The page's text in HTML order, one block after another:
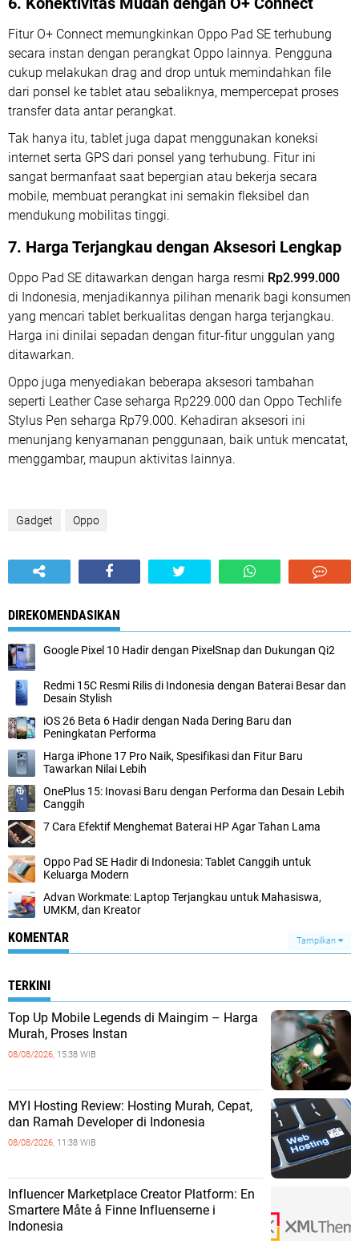
Fitur O+ Connect memungkinkan Oppo Pad SE terhubung
secara instan dengan perangkat Oppo lainnya. Pengguna
cukup melakukan drag and drop untuk memindahkan file
dari ponsel ke tablet atau sebaliknya, mempercepat proses
transfer data antar perangkat.
Tak hanya itu, tablet juga dapat menggunakan koneksi
internet serta GPS dari ponsel yang terhubung. Fitur ini
sangat bermanfaat saat bepergian atau bekerja secara
mobile, membuat perangkat ini semakin fleksibel dan
mendukung mobilitas tinggi.
7. Harga Terjangkau dengan Aksesori Lengkap
Oppo Pad SE ditawarkan dengan harga resmi Rp2.999.000
di Indonesia, menjadikannya pilihan menarik bagi konsumen
yang mencari tablet berkualitas dengan harga terjangkau.
Harga ini dinilai sepadan dengan fitur-fitur unggulan yang
ditawarkan.
Oppo juga menyediakan beberapa aksesori tambahan
seperti Leather Case seharga Rp229.000 dan Oppo Techlife
Stylus Pen seharga Rp79.000. Kehadiran aksesori ini
menunjang kenyamanan penggunaan, baik untuk mencatat,
menggambar, maupun aktivitas lainnya.
Gadget Oppo
DIREKOMENDASIKAN
Google Pixel 10 Hadir dengan PixelSnap dan Dukungan Qi2
Redmi 15C Resmi Rilis di Indonesia dengan Baterai Besar dan
Desain Stylish
iOS 26 Beta 6 Hadir dengan Nada Dering Baru dan
Peningkatan Performa
Harga iPhone 17 Pro Naik, Spesifikasi dan Fitur Baru
Tawarkan Nilai Lebih
OnePlus 15: Inovasi Baru dengan Performa dan Desain Lebih
Canggih
7 Cara Efektif Menghemat Baterai HP Agar Tahan Lama
Oppo Pad SE Hadir di Indonesia: Tablet Canggih untuk
Keluarga Modern
Advan Workmate: Laptop Terjangkau untuk Mahasiswa,
UMKM, dan Kreator
KOMENTAR Tampilkan
TERKINI
Top Up Mobile Legends di Maingim – Harga
Murah, Proses Instan
08/08/2026, 15:38 WIB
MYI Hosting Review: Hosting Murah, Cepat,
dan Ramah Developer di Indonesia
08/08/2026, 11:38 WIB
Influencer Marketplace Creator Platform: En
Smartere Måte å Finne Influenserne i
Indonesia